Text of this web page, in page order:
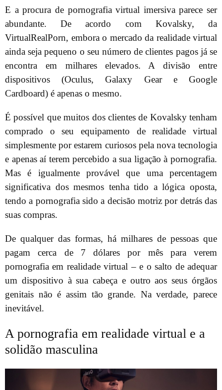
E a procura de pornografia virtual imersiva parece ser
abundante. De acordo com Kovalsky, da
VirtualRealPorn, embora o mercado da realidade virtual
ainda seja pequeno o seu número de clientes pagos já se
encontra em milhares elevados. A divisão entre
dispositivos (Oculus, Galaxy Gear e Google
Cardboard) é apenas o mesmo.
É possível que muitos dos clientes de Kovalsky tenham
comprado o seu equipamento de realidade virtual
simplesmente por estarem curiosos pela nova tecnologia
e apenas aí terem percebido a sua ligação à pornografia.
Mas é igualmente provável que uma percentagem
significativa dos mesmos tenha tido a lógica oposta,
tendo a pornografia sido a decisão motriz por detrás das
suas compras.
De qualquer das formas, há milhares de pessoas que
pagam cerca de 7 dólares por mês para verem
pornografia em realidade virtual – e o salto de adequar
um dispositivo à sua cabeça e outro aos seus órgãos
genitais não é assim tão grande. Na verdade, parece
inevitável.
A pornografia em realidade virtual e a
solidão masculina